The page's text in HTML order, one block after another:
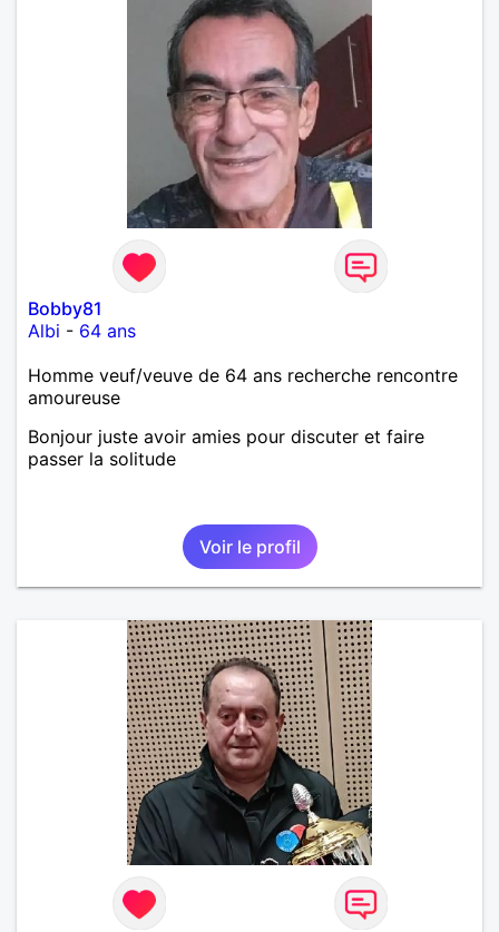
Bobby81
Albi - 64 ans
Homme veuf/veuve de 64 ans recherche rencontre
amoureuse
Bonjour juste avoir amies pour discuter et faire
passer la solitude
Voir le profil